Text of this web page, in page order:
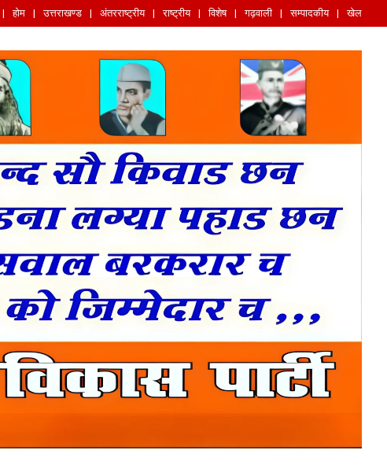
होम उत्तराखण्ड अंतरराष्ट्रीय राष्ट्रीय विशेष गढ़वाली सम्पादकीय खेल